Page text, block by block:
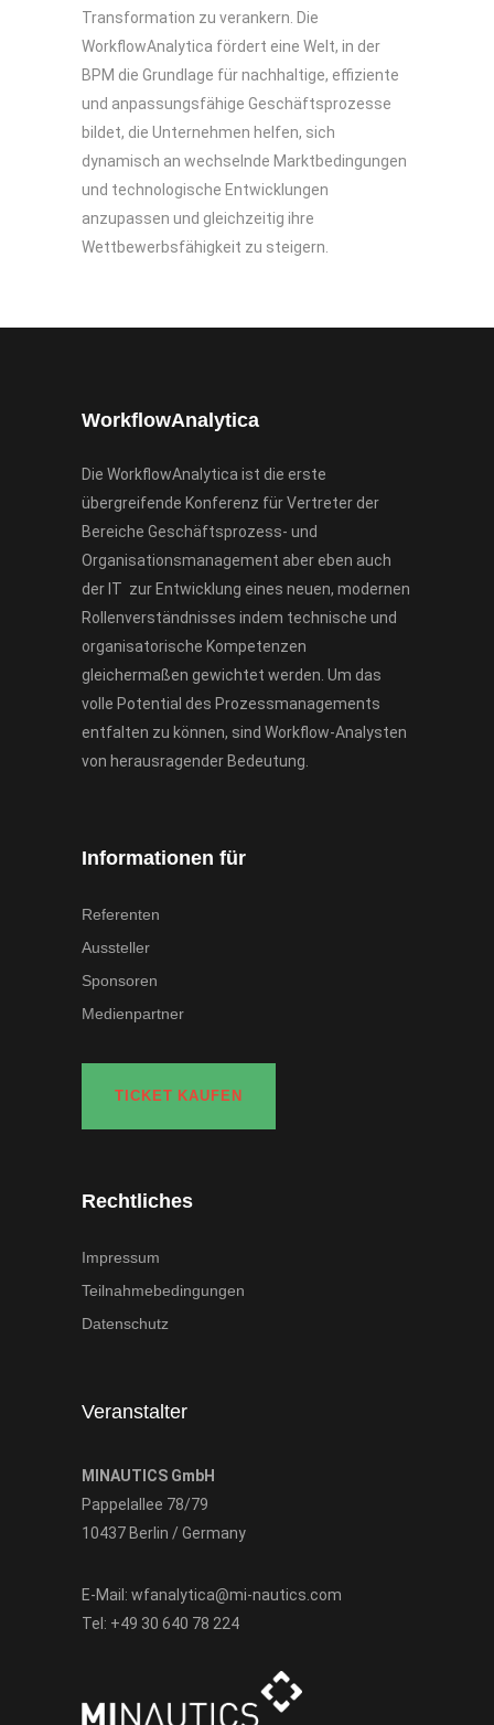
Transformation zu verankern. Die
WorkflowAnalytica fördert eine Welt, in der
BPM die Grundlage für nachhaltige, effiziente
und anpassungsfähige Geschäftsprozesse
bildet, die Unternehmen helfen, sich
dynamisch an wechselnde Marktbedingungen
und technologische Entwicklungen
anzupassen und gleichzeitig ihre
Wettbewerbsfähigkeit zu steigern.
WorkflowAnalytica
Die WorkflowAnalytica ist die erste
übergreifende Konferenz für Vertreter der
Bereiche Geschäftsprozess- und
Organisationsmanagement aber eben auch
der IT zur Entwicklung eines neuen, modernen
Rollenverständnisses indem technische und
organisatorische Kompetenzen
gleichermaßen gewichtet werden. Um das
volle Potential des Prozessmanagements
entfalten zu können, sind Workflow-Analysten
von herausragender Bedeutung.
Informationen für
Referenten
Aussteller
Sponsoren
Medienpartner
TICKET KAUFEN
Rechtliches
Impressum
Teilnahmebedingungen
Datenschutz
Veranstalter
MINAUTICS GmbH
Pappelallee 78/79
10437 Berlin / Germany
E-Mail: wfanalytica@mi-nautics.com
Tel: +49 30 640 78 224